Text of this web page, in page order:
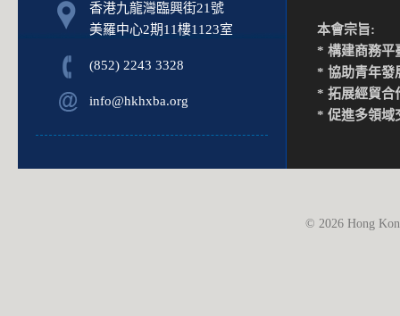
香港九龍灣臨興街21號
美羅中心2期11樓1123室
(852) 2243 3328
info@hkhxba.org
本會宗旨:
* 構建商務平
* 協助青年發
* 拓展經貿合
* 促進多領域
© 2026 Hong